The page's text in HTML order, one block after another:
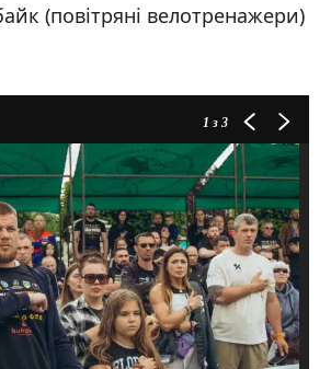
(повітряні велотренажери)
1 з 3